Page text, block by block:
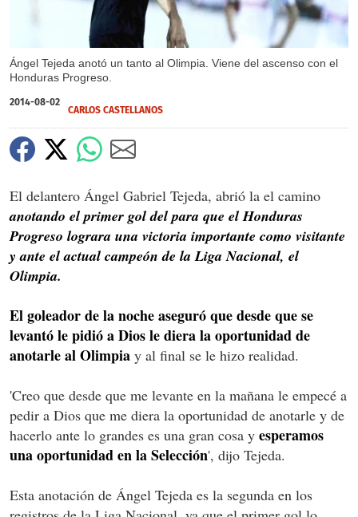
Ángel Tejeda anotó un tanto al Olimpia. Viene del ascenso con el
Honduras Progreso.
2014-08-02
CARLOS CASTELLANOS
El delantero Ángel Gabriel Tejeda, abrió la el camino
anotando el primer gol del para que el Honduras
Progreso lograra una victoria importante como visitante
y ante el actual campeón de la Liga Nacional, el
Olimpia.
El goleador de la noche aseguró que desde que se
levantó le pidió a Dios le diera la oportunidad de
anotarle al Olimpia y al final se le hizo realidad.
'Creo que desde que me levante en la mañana le empecé a
pedir a Dios que me diera la oportunidad de anotarle y de
hacerlo ante lo grandes es una gran cosa y esperamos
una oportunidad en la Selección', dijo Tejeda.
Esta anotación de Ángel Tejeda es la segunda en los